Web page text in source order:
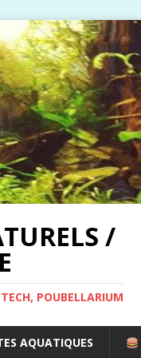
/
POUBELLARIUM
AQUATIQUES